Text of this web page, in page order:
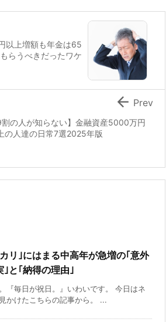
以上増額も年金は65
らうべきだったワケ
割の人が知らない】金融資産5000万円
の人達の日常7選2025年版
 Prev
リ｣にはまる中高年が急増の｢意外
｣と｢納得の理由｣
『毎日が祝日。』いわいです。 今日はネ
かけたこちらの記事から。 ...